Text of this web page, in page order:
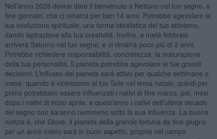
Nell’anno 2026 dovrai dare il benvenuto a Nettuno nel tuo segno, a
fine gennaio, che ci rimarrá per ben 14 anni. Potrebbe agevolare la
tua evoluzione spirituale, una forma idealistica del tuo attivismo,
dando ispirazione alla tua creativitá. Inoltre, a metá febbraio
arriverá Saturno nel tuo segno, e ci rimarrá poco piú di 2 anni.
Potrebbe richiedere responsabilitá, concretezza, la maturazione
della tua personalitá. Il pianeta potrebbe agevolare le tue grandi
decisioni. L’influsso del pianeta sará attivo per qualche settimane o
mese, quando é vicinissimo al tuo Sole nel tema natale, quindi per
primo potrebbero essere influenzati i nativi di fine marzo, poi, mesi
dopo i nativi di inizio aprile, e quest’anno i nativi dell’ultima decade
del segno non saranno nemmeno sotto la sua influenza. La buona
notizia é, che Giove, il pianeta della grande fortuna da fine giugno
per un anno intero sará in buon aspetto, proprio nel campo